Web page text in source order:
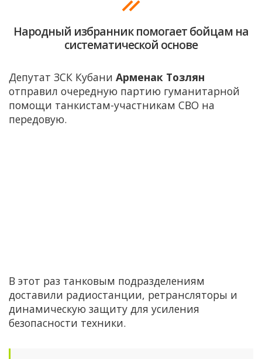
Народный избранник помогает бойцам на
систематической основе
Депутат ЗСК Кубани Арменак Тозлян
отправил очередную партию гуманитарной
помощи танкистам-участникам СВО на
передовую.
В этот раз танковым подразделениям
доставили радиостанции, ретрансляторы и
динамическую защиту для усиления
безопасности техники.